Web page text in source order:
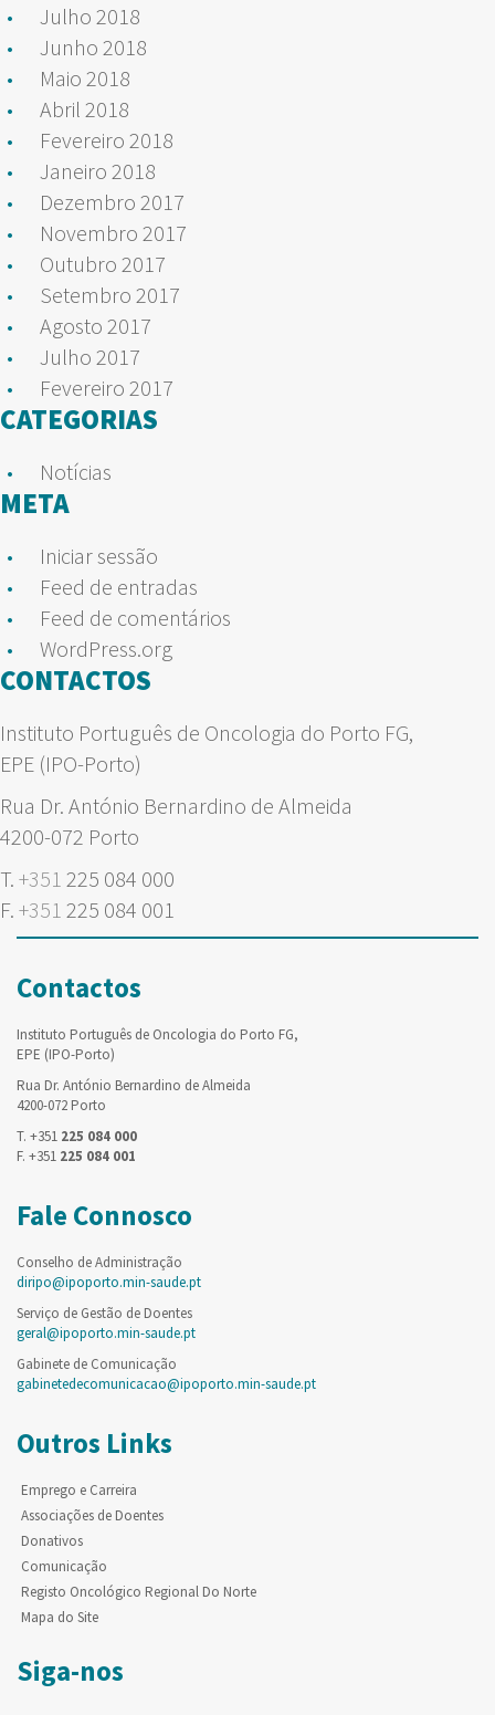
Julho 2018
Junho 2018
Maio 2018
Abril 2018
Fevereiro 2018
Janeiro 2018
Dezembro 2017
Novembro 2017
Outubro 2017
Setembro 2017
Agosto 2017
Julho 2017
Fevereiro 2017
CATEGORIAS
Notícias
META
Iniciar sessão
Feed de entradas
Feed de comentários
WordPress.org
CONTACTOS
Instituto Português de Oncologia do Porto FG,
EPE (IPO-Porto)
Rua Dr. António Bernardino de Almeida
4200-072 Porto
T. +351 225 084 000
F. +351 225 084 001
Contactos
Instituto Português de Oncologia do Porto FG,
EPE (IPO-Porto)
Rua Dr. António Bernardino de Almeida
4200-072 Porto
T. +351 225 084 000
F. +351 225 084 001
Fale Connosco
Conselho de Administração
diripo@ipoporto.min-saude.pt
Serviço de Gestão de Doentes
geral@ipoporto.min-saude.pt
Gabinete de Comunicação
gabinetedecomunicacao@ipoporto.min-saude.pt
Outros Links
Emprego e Carreira
Associações de Doentes
Donativos
Comunicação
Registo Oncológico Regional Do Norte
Mapa do Site
Siga-nos